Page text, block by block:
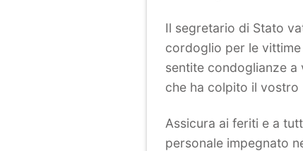
Il segretario di Stato
cordoglio per le vittime
sentite condoglianze
che ha colpito il vostro
Assicura ai feriti e a
personale impegnato